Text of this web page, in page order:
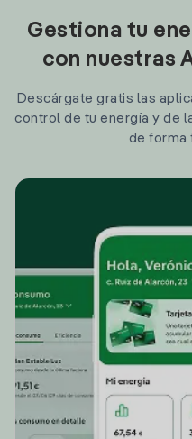
Gestiona tu
con nuestras
Descárgate gratis las
control de tu energía y de
de forma